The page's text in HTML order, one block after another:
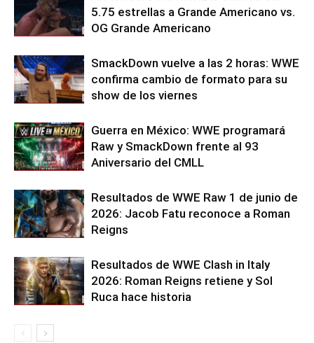
5.75 estrellas a Grande Americano vs.
OG Grande Americano
SmackDown vuelve a las 2 horas: WWE
confirma cambio de formato para su
show de los viernes
Guerra en México: WWE programará
Raw y SmackDown frente al 93
Aniversario del CMLL
Resultados de WWE Raw 1 de junio de
2026: Jacob Fatu reconoce a Roman
Reigns
Resultados de WWE Clash in Italy
2026: Roman Reigns retiene y Sol
Ruca hace historia